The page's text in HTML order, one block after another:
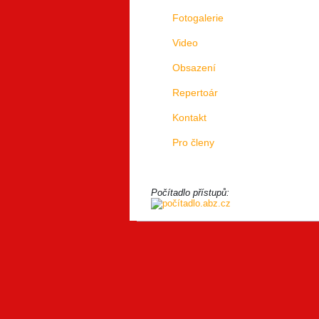
Fotogalerie
Video
Obsazení
Repertoár
Kontakt
Pro členy
Počítadlo přístupů: